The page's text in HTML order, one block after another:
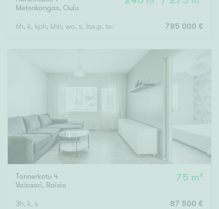
Metsokangas, Oulu
6h, k, kph, khh, wc, s, las.p, terassi + autotalli 785 000 €
Tannerkatu 4
Vaisaari, Raisio
75 m²
3h, k, s 87 500 €